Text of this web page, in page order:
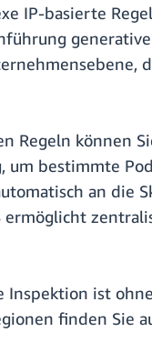
IP-basierte
können
um bestimmte
an die
ermöglicht
ist
finden Sie